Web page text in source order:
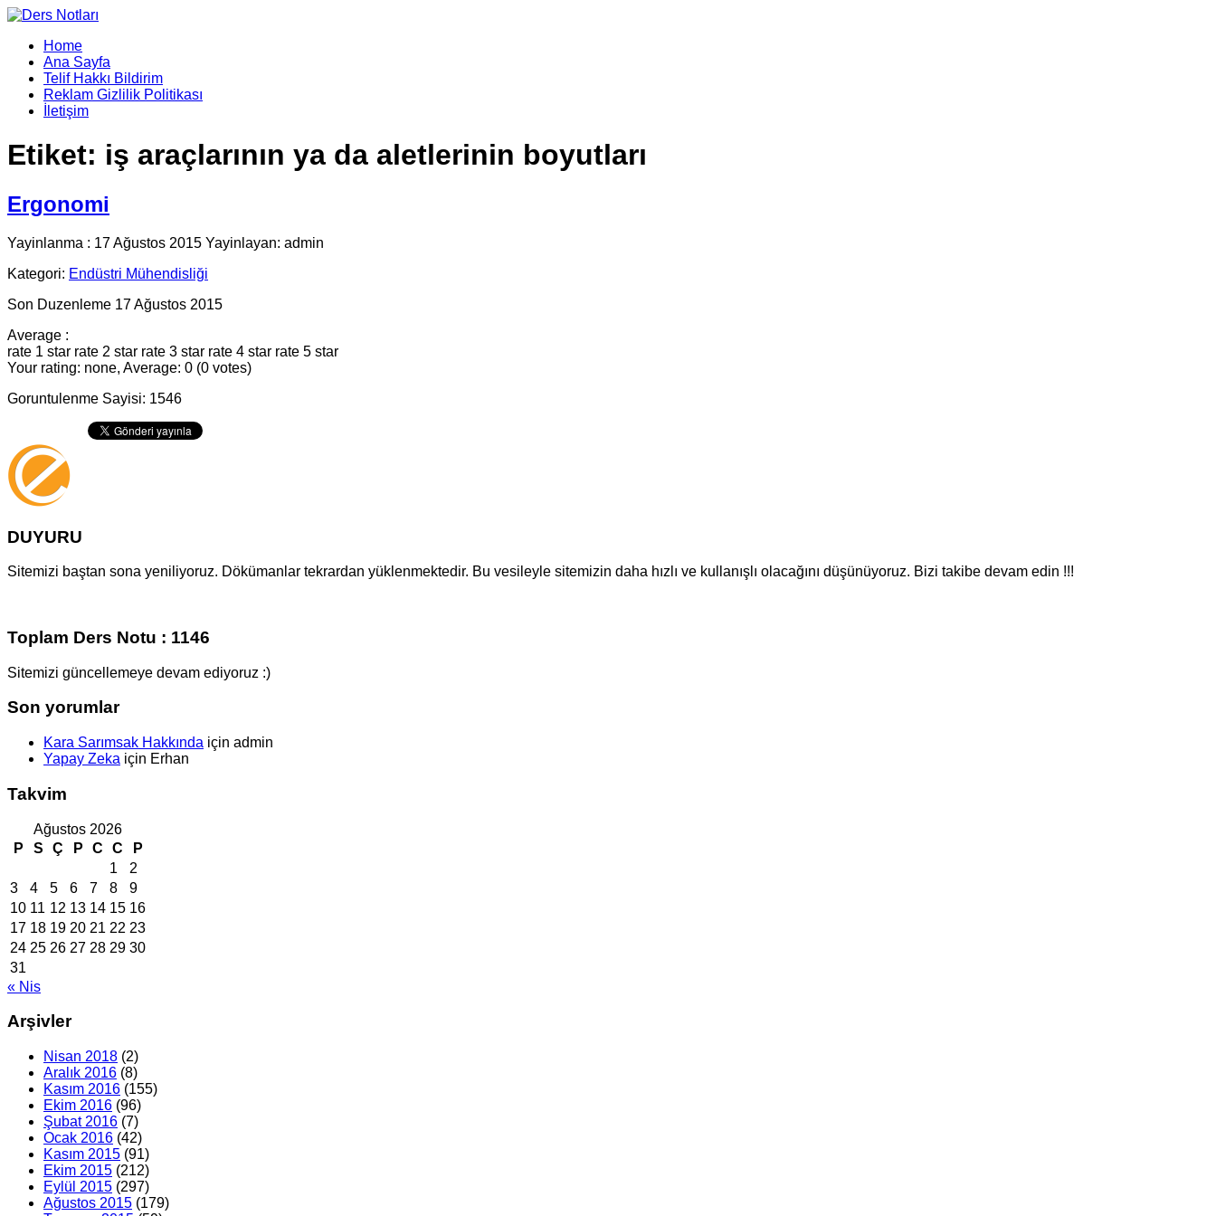
Home
Ana Sayfa
Telif Hakkı Bildirim
Reklam Gizlilik Politikası
İletişim
Etiket: iş araçlarının ya da aletlerinin boyutları
Ergonomi
Yayinlanma : 17 Ağustos 2015 Yayinlayan: admin
Kategori: Endüstri Mühendisliği
Son Duzenleme 17 Ağustos 2015
Average :
rate 1 star rate 2 star rate 3 star rate 4 star rate 5 star
Your rating: none, Average: 0 (0 votes)
Goruntulenme Sayisi: 1546
DUYURU
Sitemizi baştan sona yeniliyoruz. Dökümanlar tekrardan yüklenmektedir. Bu vesileyle sitemizin daha hızlı ve kullanışlı olacağını düşünüyoruz. Bizi takibe devam edin !!!
Toplam Ders Notu : 1146
Sitemizi güncellemeye devam ediyoruz :)
Son yorumlar
Kara Sarımsak Hakkında için admin
Yapay Zeka için Erhan
Takvim
Ağustos 2026
P
S Ç P C C
P
1
2
3
4 5 6 7 8
9
10 11 12 13 14 15 16
17 18 19 20 21 22 23
24 25 26 27 28 29 30
31
« Nis
Arşivler
Nisan 2018 (2)
Aralık 2016 (8)
Kasım 2016 (155)
Ekim 2016 (96)
Şubat 2016 (7)
Ocak 2016 (42)
Kasım 2015 (91)
Ekim 2015 (212)
Eylül 2015 (297)
Ağustos 2015 (179)